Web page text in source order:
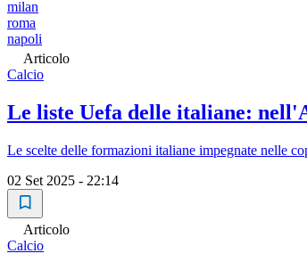
milan
roma
napoli
Articolo
Calcio
Le liste Uefa delle italiane:
Le scelte delle formazioni italiane impegnate nelle
02 Set 2025 - 22:14
Articolo
Calcio